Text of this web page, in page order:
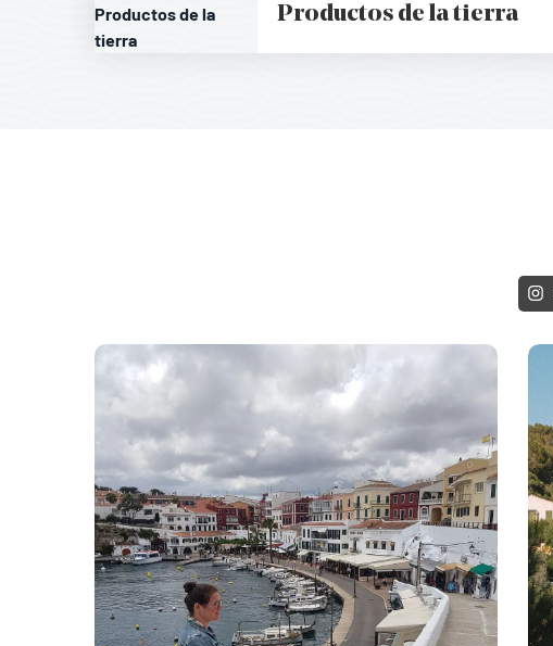
Productos de la tierra